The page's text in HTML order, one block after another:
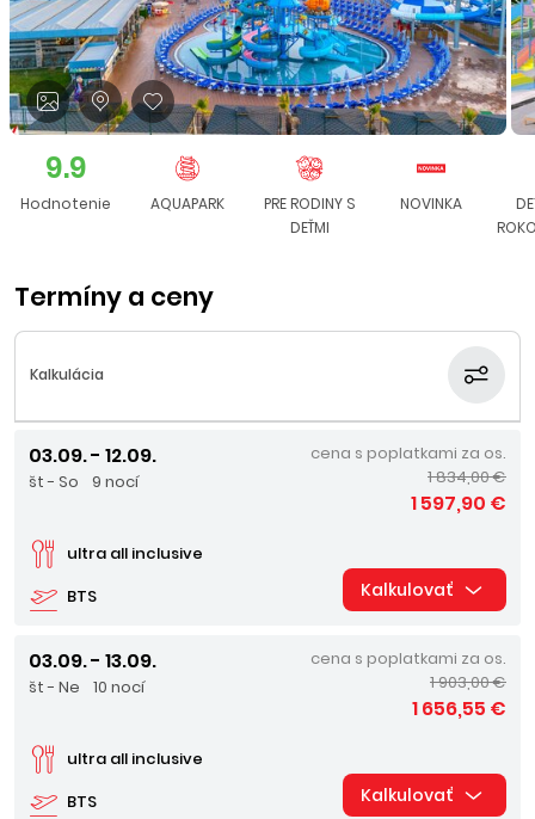
9.9
Hodnotenie AQUAPARK
PRE RODINY S
DEŤMI
NOVINKA
Termíny a ceny
Kalkulácia
03.09. - 12.09.
št - So 9 nocí
BTS
ultra all inclusive
cena s poplatkami za os.
1 834,00 €
1 597,90 €
Kalkulovať
03.09. - 13.09.
št - Ne 10 nocí
BTS
ultra all inclusive
cena s poplatkami za os.
1 903,00 €
1 656,55 €
Kalkulovať